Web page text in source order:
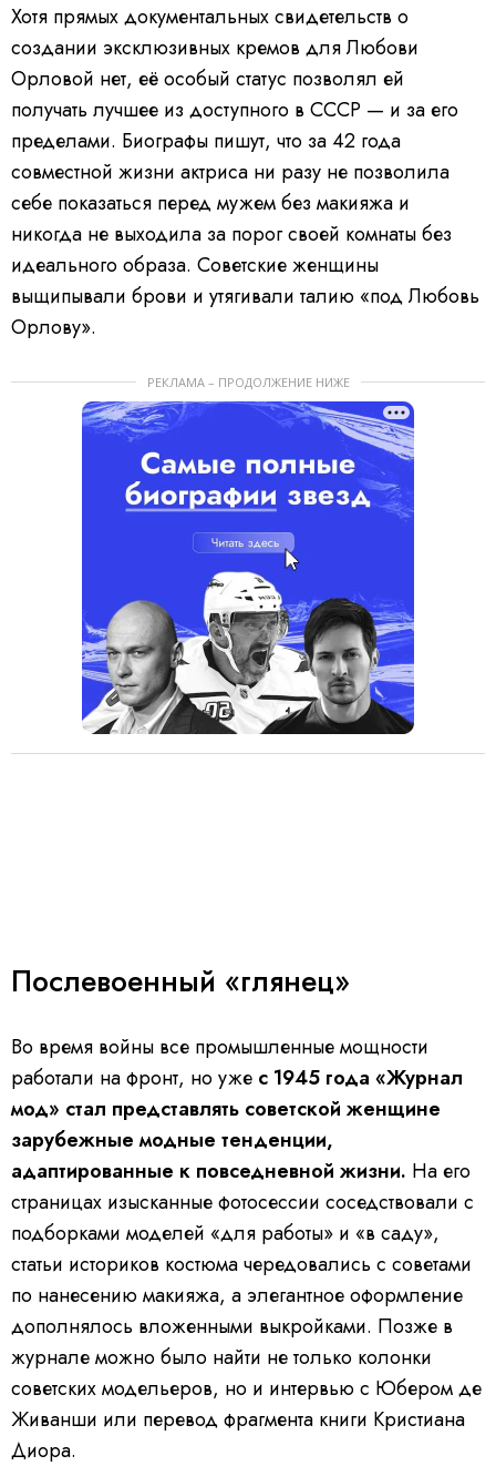
Хотя прямых документальных свидетельств о
создании эксклюзивных кремов для Любови
Орловой нет, её особый статус позволял ей
получать лучшее из доступного в СССР — и за его
пределами. Биографы пишут, что за 42 года
совместной жизни актриса ни разу не позволила
себе показаться перед мужем без макияжа и
никогда не выходила за порог своей комнаты без
идеального образа. Советские женщины
выщипывали брови и утягивали талию «под Любовь
Орлову».
РЕКЛАМА – ПРОДОЛЖЕНИЕ НИЖЕ
Послевоенный «глянец»
Во время войны все промышленные мощности
работали на фронт, но уже с 1945 года «Журнал
мод» стал представлять советской женщине
зарубежные модные тенденции,
адаптированные к повседневной жизни. На его
страницах изысканные фотосессии соседствовали с
подборками моделей «для работы» и «в саду»,
статьи историков костюма чередовались с советами
по нанесению макияжа, а элегантное оформление
дополнялось вложенными выкройками. Позже в
журнале можно было найти не только колонки
советских модельеров, но и интервью с Юбером де
Живанши или перевод фрагмента книги Кристиана
Диора.